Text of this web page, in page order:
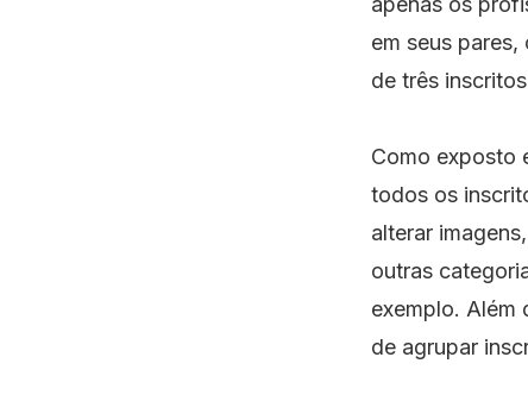
em seus
de três
Como exposto
todos os
alterar
outras
exemplo. Além
de agrupar